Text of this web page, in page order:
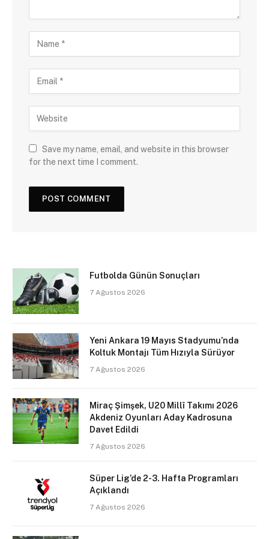
Save my name, email, and website in this browser
for the next time I comment.
Futbolda Günün Sonuçları
7 Ağustos 2026
Yeni Ankara 19 Mayıs Stadyumu’nda
Koltuk Montajı Tüm Hızıyla Sürüyor
7 Ağustos 2026
Miraç Şimşek, U20 Millî Takımı 2026
Akdeniz Oyunları Aday Kadrosuna
Davet Edildi
7 Ağustos 2026
Süper Lig’de 2-3. Hafta Programları
Açıklandı
7 Ağustos 2026